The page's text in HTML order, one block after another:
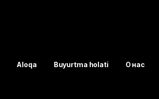
Aloqa Buyurtma holati О нас